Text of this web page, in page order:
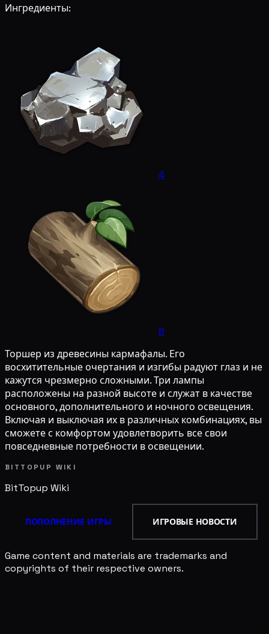
Ингредиенты:
4
8
Торшер из древесины кармафалы. Его
восхитительные очертания и изгибы радуют глаз и не
кажутся чрезмерно сложными. Три лампы
расположены на разной высоте и служат в качестве
основного, дополнительного и ночного освещения.
Включая и выключая их в различных комбинациях, вы
сможете с комфортом удовлетворить все свои
повседневные потребности в освещении.
BITTOPUP WIKI
BitTopup Wiki
ПОПОЛНЕНИЕ ИГРЫ ИГРОВЫЕ НОВОСТИ
Game content and materials are trademarks and
copyrights of their respective owners.